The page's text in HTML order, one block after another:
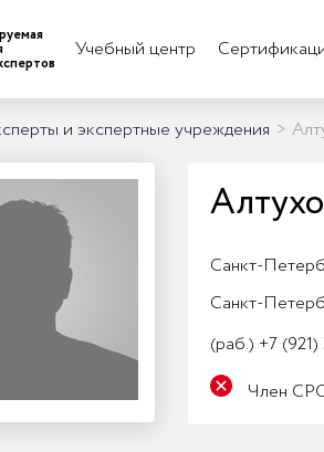
Учебный центр
и экспертные учреждения >
Санкт-
Санкт-
(раб.) +7
Член